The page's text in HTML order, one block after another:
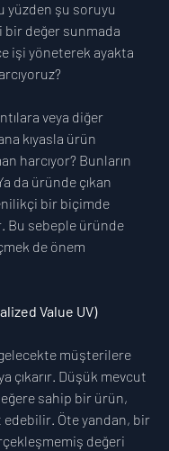
yüzden şu soruyu
bir değer sunmada
işi yöneterek ayakta
veya diğer
kıyasla ürün
harcıyor? Bunların
da üründe çıkan
bir biçimde
Bu sebeple üründe
de önem
Value UV)
müşterilere
çıkarır. Düşük mevcut
sahip bir ürün,
Öte yandan, bir
değeri